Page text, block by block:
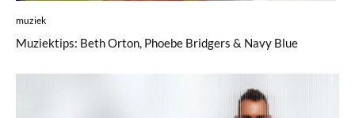
muziek
Muziektips: Beth Orton, Phoebe Bridgers & Navy Blue